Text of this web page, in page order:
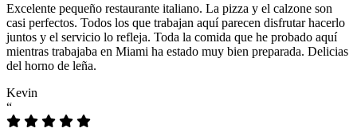
Excelente pequeño restaurante italiano. La pizza y el calzone son
casi perfectos. Todos los que trabajan aquí parecen disfrutar hacerlo
juntos y el servicio lo refleja. Toda la comida que he probado aquí
mientras trabajaba en Miami ha estado muy bien preparada. Delicias
del horno de leña.
Kevin
“